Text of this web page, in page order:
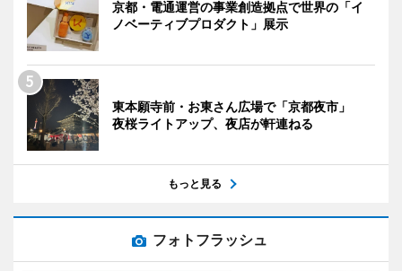
京都・電通運営の事業創造拠点で世界の「イ
ノベーティブプロダクト」展示
東本願寺前・お東さん広場で「京都夜市」
夜桜ライトアップ、夜店が軒連ねる
もっと見る
フォトフラッシュ